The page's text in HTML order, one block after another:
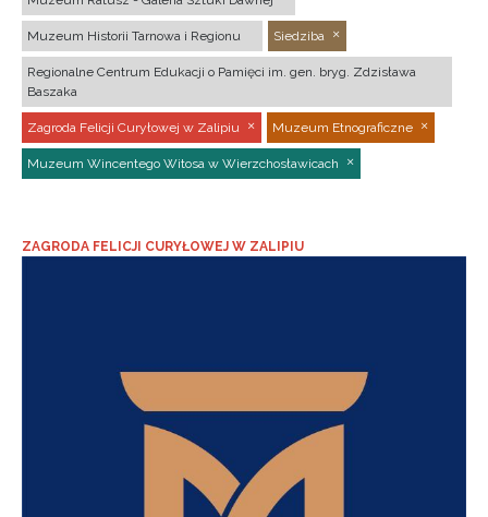
Muzeum Historii Tarnowa i Regionu Siedziba
Regionalne Centrum Edukacji o Pamięci im. gen. bryg. Zdzisława
Baszaka
Zagroda Felicji Curyłowej w Zalipiu Muzeum Etnograficzne
Muzeum Wincentego Witosa w Wierzchosławicach
ZAGRODA FELICJI CURYŁOWEJ W ZALIPIU